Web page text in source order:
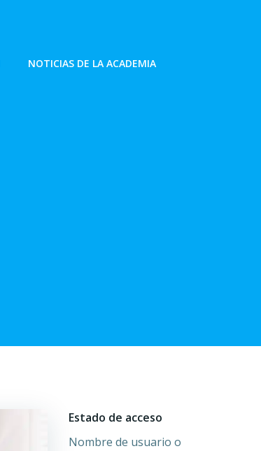
NOTICIAS DE LA ACADEMIA
Estado de acceso
Nombre de usuario o